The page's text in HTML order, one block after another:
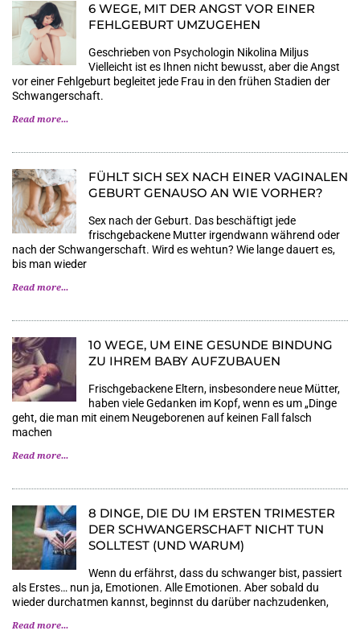
6 WEGE, MIT DER ANGST VOR EINER
FEHLGEBURT UMZUGEHEN
Geschrieben von Psychologin Nikolina Miljus
Vielleicht ist es Ihnen nicht bewusst, aber die Angst
vor einer Fehlgeburt begleitet jede Frau in den frühen Stadien der
Schwangerschaft.
Read more...
FÜHLT SICH SEX NACH EINER VAGINALEN
GEBURT GENAUSO AN WIE VORHER?
Sex nach der Geburt. Das beschäftigt jede
frischgebackene Mutter irgendwann während oder
nach der Schwangerschaft. Wird es wehtun? Wie lange dauert es,
bis man wieder
Read more...
10 WEGE, UM EINE GESUNDE BINDUNG
ZU IHREM BABY AUFZUBAUEN
Frischgebackene Eltern, insbesondere neue Mütter,
haben viele Gedanken im Kopf, wenn es um „Dinge
geht, die man mit einem Neugeborenen auf keinen Fall falsch
machen
Read more...
8 DINGE, DIE DU IM ERSTEN TRIMESTER
DER SCHWANGERSCHAFT NICHT TUN
SOLLTEST (UND WARUM)
Wenn du erfährst, dass du schwanger bist, passiert
als Erstes… nun ja, Emotionen. Alle Emotionen. Aber sobald du
wieder durchatmen kannst, beginnst du darüber nachzudenken,
Read more...